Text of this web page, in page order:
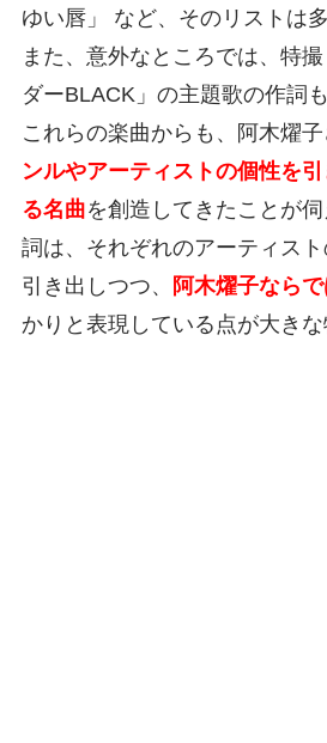
ゆい唇」 など、そのリストは
また、意外なところでは、特
ダーBLACK」の主題歌の作詞
これらの楽曲からも、阿木燿
ンルやアーティストの個性を
る名曲を創造してきたことが
詞は、それぞれのアーティス
引き出しつつ、
阿木燿子なら
かりと表現している点が大きな